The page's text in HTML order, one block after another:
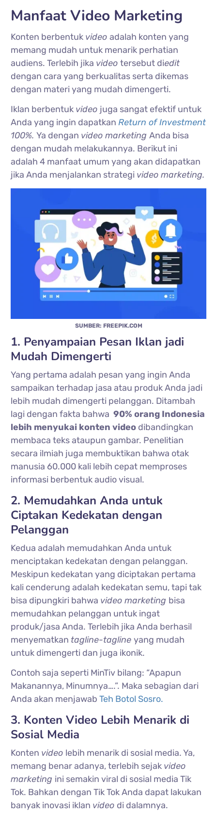
Manfaat Video Marketing
Konten berbentuk videoadalah konten yang
memang mudah untuk menarik perhatian
audiens. Terlebih jika videotersebut diedit
dengan cara yang berkualitas serta dikemas
dengan materi yang mudah dimengerti.
Iklan berbentuk video juga sangat efektif untuk
Anda yang ingin dapatkanReturn of Investment
100%.Ya dengan video marketingAnda bisa
dengan mudah melakukannya. Berikut ini
adalah 4 manfaat umum yang akan didapatkan
jika Anda menjalankan strategi video marketing.
SUMBER: FREEPIK.COM
1. Penyampaian Pesan Iklan jadi
Mudah Dimengerti
Yang pertama adalah pesan yang ingin Anda
sampaikan terhadap jasa atau produk Anda jadi
lebih mudah dimengerti pelanggan. Ditambah
lagi dengan fakta bahwa90% orang Indonesia
lebih menyukai konten video dibandingkan
membaca teks ataupun gambar. Penelitian
secara ilmiah juga membuktikan bahwa otak
manusia 60.000 kali lebih cepat memproses
informasi berbentuk audio visual.
2. Memudahkan Anda untuk
Ciptakan Kedekatan dengan
Pelanggan
Kedua adalah memudahkan Anda untuk
menciptakan kedekatan dengan pelanggan.
Meskipun kedekatan yang diciptakan pertama
kali cenderung adalah kedekatan semu, tapi tak
bisa dipungkiri bahwa video marketing bisa
memudahkan pelanggan untuk ingat
produk/jasa Anda. Terlebih jika Anda berhasil
menyematkan tagline-taglineyang mudah
untuk dimengerti dan juga ikonik.
Contoh saja seperti MinTiv bilang: “Apapun
Makanannya, Minumnya….”. Maka sebagian dari
Anda akan menjawab Teh Botol Sosro.
3. Konten Video Lebih Menarik di
Sosial Media
Konten video lebih menarik di sosial media. Ya,
memang benar adanya, terlebih sejak video
marketing ini semakin viral di sosial media Tik
Tok. Bahkan dengan Tik Tok Anda dapat lakukan
banyak inovasi iklan video di dalamnya.